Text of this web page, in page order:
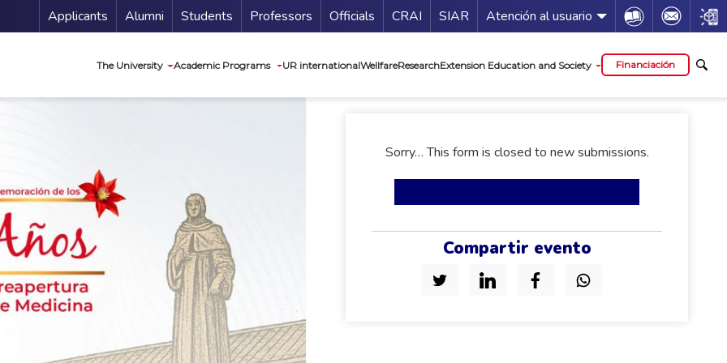
Menu Secundario
Applicants Alumni Students Professors Officials Guía de servicios
CRAI SIAR Atención al usuario Icon Icon Icon
The University Academic Programs UR internationalWellfareResearchExtension Education and Society Financiación
status
Sorry… This form is closed to new submissions.
Compartir evento